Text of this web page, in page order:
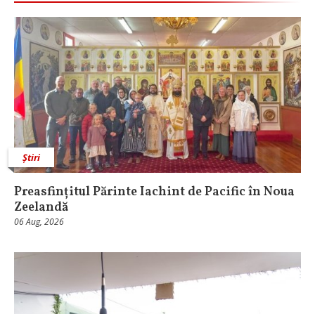
Știri
Preasfințitul Părinte Iachint de Pacific în Noua
Zeelandă
06 Aug, 2026